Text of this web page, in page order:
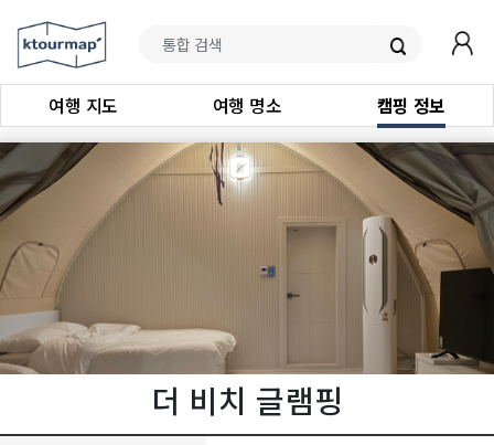
여행 지도 여행 명소 캠핑 정보
더 비치 글램핑